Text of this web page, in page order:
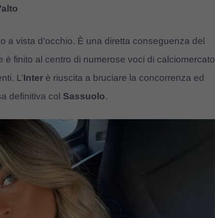
a vista d’occhio. È una diretta conseguenza del
è finito al centro di numerose voci di calciomercato
L’Inter è riuscita a bruciare la concorrenza ed
definitiva col Sassuolo.